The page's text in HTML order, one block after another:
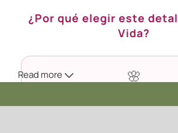
¿Por qué elegir este
Vida?
🌸
Read more